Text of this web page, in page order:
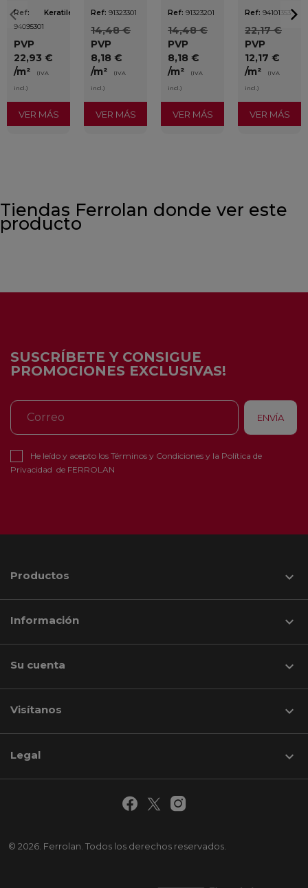
Ref:
94095301
Keratile
PVP
22,93 €
/m²
(IVA
incl.)
VER MÁS
Ref: 91323301
14,48 €
PVP
8,18 €
/m²
(IVA
incl.)
VER MÁS
Ref: 91323201
14,48 €
PVP
8,18 €
/m²
(IVA
incl.)
VER MÁS
Ref: 94101353
22,17 €
PVP
12,17 €
/m²
(IVA
incl.)
VER MÁS
Tiendas Ferrolan donde ver este
producto
SUSCRÍBETE Y CONSIGUE
PROMOCIONES EXCLUSIVAS!
He leído y acepto los Términos y Condiciones y la Política de
Privacidad de FERROLAN
Productos 
Información 
Su cuenta 
Visítanos keyboard_arrow_down
© 2026. Ferrolan. Todos los derechos reservados.
Legal 